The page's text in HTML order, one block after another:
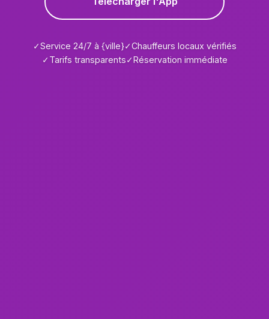
✓Service 24/7 à {ville}✓Chauffeurs locaux vérifiés
✓Tarifs transparents✓Réservation immédiate